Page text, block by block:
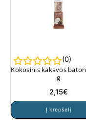
(0)
Kokosinis kakavos
g
2,15€
Į krepšelį